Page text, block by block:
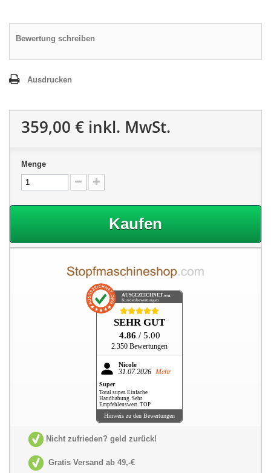
Bewertung schreiben
Ausdrucken
359,00 € inkl. MwSt.
Menge
Kaufen
AUSGEZEICHNET .org
Kundenbewertungen
SEHR GUT
4.86 / 5.00
2.350 Bewertungen
Nicole
31.07.2026 Mehr
Super
Total super. Einfache
Handhabung. Sehr
Empfehlenswert. TOP
Hinweis zu den Bewertungen
Nicht zufrieden? geld zurück!
Gratis Versand ab 49,-€